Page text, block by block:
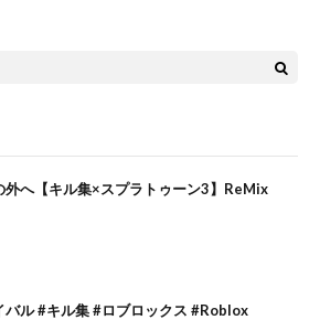
外へ【キル集×スプラトゥーン3】ReMix
バル #キル集 #ロブロックス #Roblox